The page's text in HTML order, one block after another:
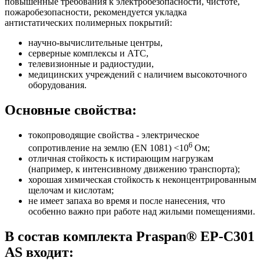
пожаробезопасности, рекомендуется укладка
антистатических полимерных покрытий:
научно-вычислительные центры,
серверные комплексы и АТС,
телевизионные и радиостудии,
медицинских учреждений с наличием высокоточного
оборудования.
Основные свойства:
токопроводящие свойства - электрическое
сопротивление на землю (EN 1081) <106 Ом;
отличная стойкость к истирающим нагрузкам
(например, к интенсивному движению транспорта);
хорошая химическая стойкость к неконцентрированным
щелочам и кислотам;
не имеет запаха во время и после нанесения, что
особенно важно при работе над жилыми помещениями.
В состав комплекта Praspan® EP-С301
AS входит: